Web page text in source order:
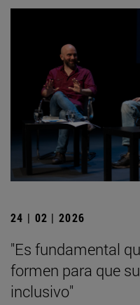
24 | 02 | 2026
"Es fundamental
formen para que
inclusivo"